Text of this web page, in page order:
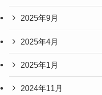
2025年9月
2025年4月
2025年1月
2024年11月